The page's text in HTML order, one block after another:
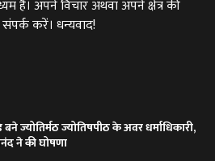
है। अपने विचार अथवा अपने क्षेत्र की
करें। धन्यवाद!
बने ज्योतिर्मठ ज्योतिषपीठ के अवर धर्माधिकारी,
ने की घोषणा